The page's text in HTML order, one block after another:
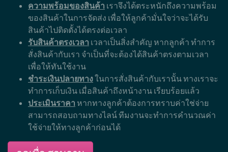
ความพร้อมของสินค้า เราจึงได้ตระหนักถึงความพร้อม
ของสินค้าในการจัดส่ง เพื่อให้ลูกค้ามั่นใจว่าจะได้รับ
สินค้าไปติดตั้งได้ตรงต่อเวลา
รับสินค้าตรงเวลา เวลาเป็นสิ่งสำคัญ หากลูกค้า ทำการ
สั่งสินค้ากับเรา จำเป็นที่จะต้องได้สินค้าตรงตามเวลา
เพื่อให้ทันใช้งาน
ชำระเงินปลายทางในการสั่งสินค้ากับเรานั้น ทางเราจะ
ทำการเก็บเงิน เมื่อสินค้าถึงหน้างาน เรียบร้อยแล้ว
ประเมินราคา หากทางลูกค้าต้องการทราบค่าใช่จ่าย
สามารถสอบถามทางไลน์ ทีมงานจะทำการคำนวณค่า
ใช้จ่ายให้ทางลูกค้าก่อนได้